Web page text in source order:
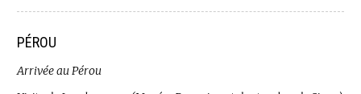
PÉROU
Arrivée au Pérou